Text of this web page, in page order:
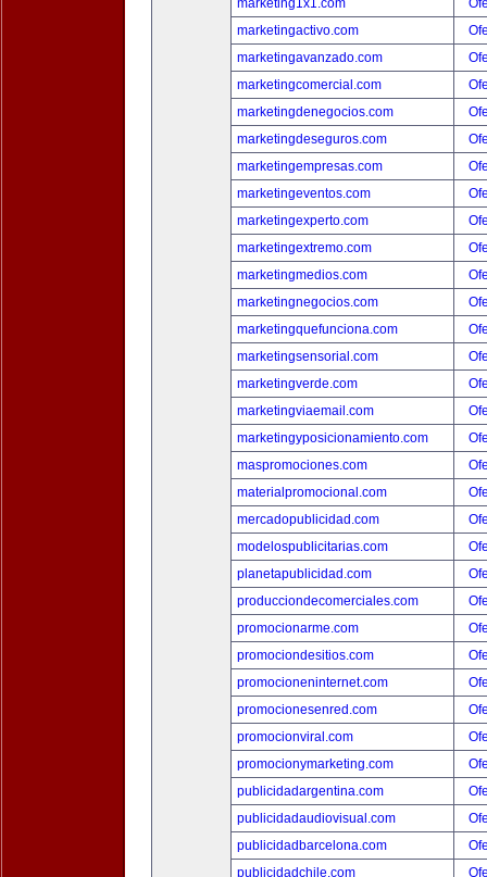
marketing1x1.com
marketingactivo.com
marketingavanzado.com
marketingcomercial.com
marketingdenegocios.com
marketingdeseguros.com
marketingempresas.com
marketingeventos.com
marketingexperto.com
marketingextremo.com
marketingmedios.com
marketingnegocios.com
marketingquefunciona.com
marketingsensorial.com
marketingverde.com
marketingviaemail.com
marketingyposicionamiento.com
maspromociones.com
materialpromocional.com
mercadopublicidad.com
modelospublicitarias.com
planetapublicidad.com
producciondecomerciales.com
promocionarme.com
promociondesitios.com
promocioneninternet.com
promocionesenred.com
promocionviral.com
promocionymarketing.com
publicidadargentina.com
publicidadaudiovisual.com
publicidadbarcelona.com
publicidadchile.com